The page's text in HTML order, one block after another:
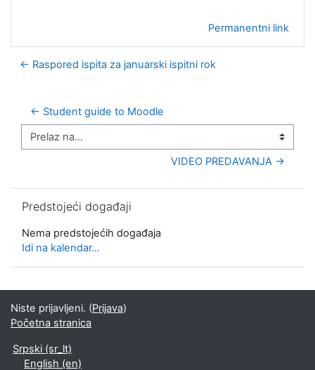
Permanentni link
← Raspored ispita za januarski ispitni rok
← Student guide to Moodle
Prelaz na...
VIDEO PREDAVANJA →
Predstojeći događaji
Nema predstojećih događaja
Idi na kalendar...
Niste prijavljeni. (Prijava)
Početna stranica
Srpski ‎(sr_lt)‎
English ‎(en)‎